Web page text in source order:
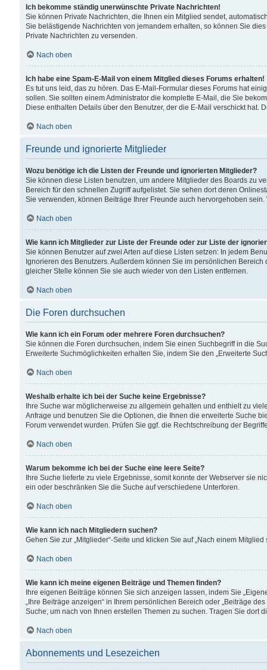
Ich bekomme ständig unerwünschte Private Nachrichten!
Sie können Private Nachrichten, die Ihnen ein Mitglied sendet,
Sie belästigende Nachrichten von jemandem erhalten, so können Sie
Private Nachrichten zu versenden.
Nach oben
Ich habe eine Spam-E-Mail von einem Mitglied dieses Forums erhalten!
Es tut uns leid, das zu hören. Das E-Mail-Formular dieses Forums hat
sollen. Sie sollten einem Administrator die komplette E-Mail, die Sie
Diese enthalten Details über den Benutzer, der die E-Mail verschickt hat.
Nach oben
Freunde und ignorierte Mitglieder
Wozu benötige ich die Listen der Freunde und ignorierten Mitglieder?
Sie können diese Listen benutzen, um andere Mitglieder des Boards zu
Bereich für den schnellen Zugriff aufgelistet. Sie sehen dort deren
Sie verwenden, können Beiträge Ihrer Freunde auch hervorgehoben
Nach oben
Wie kann ich Mitglieder zur Liste der Freunde oder zur Liste der
Sie können Benutzer auf zwei Arten auf diese Listen setzen: In jedem
Ignorieren des Benutzers. Außerdem können Sie im persönlichen
gleicher Stelle können Sie sie auch wieder von den Listen entfernen.
Nach oben
Die Foren durchsuchen
Wie kann ich ein Forum oder mehrere Foren durchsuchen?
Sie können die Foren durchsuchen, indem Sie einen Suchbegriff in die
Erweiterte Suchmöglichkeiten erhalten Sie, indem Sie den „Erweiterte
Nach oben
Weshalb erhalte ich bei der Suche keine Ergebnisse?
Ihre Suche war möglicherweise zu allgemein gehalten und enthielt zu
Anfrage und benutzen Sie die Optionen, die Ihnen die erweiterte Suche
Forum verwendet wurden. Prüfen Sie ggf. die Rechtschreibung der
Nach oben
Warum bekomme ich bei der Suche eine leere Seite?
Ihre Suche lieferte zu viele Ergebnisse, somit konnte der Webserver sie
ein oder beschränken Sie die Suche auf verschiedene Unterforen.
Nach oben
Wie kann ich nach Mitgliedern suchen?
Gehen Sie zur „Mitglieder“-Seite und klicken Sie auf „Nach einem Mitglied
Nach oben
Wie kann ich meine eigenen Beiträge und Themen finden?
Ihre eigenen Beiträge können Sie sich anzeigen lassen, indem Sie
„Ihre Beiträge anzeigen“ in Ihrem persönlichen Bereich oder „Beiträge
Suche, um nach von Ihnen erstellen Themen zu suchen. Tragen Sie dort
Nach oben
Abonnements und Lesezeichen